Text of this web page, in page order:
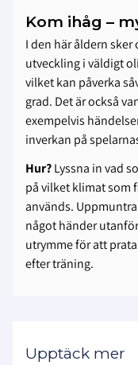
Kom ihåg –
I den här åldern
utveckling i väldigt
vilket kan påverka
grad. Det är också
exempelvis
inverkan på
Hur?Lyssna in vad
på vilket klimat som
används.
något händer
utrymme för att
efter träning.
Upptäck mer